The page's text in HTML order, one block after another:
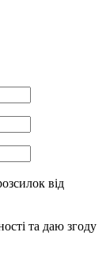
від
та даю згоду